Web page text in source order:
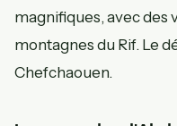
magnifiques, avec des
montagnes du Rif. Le
Chefchaouen.